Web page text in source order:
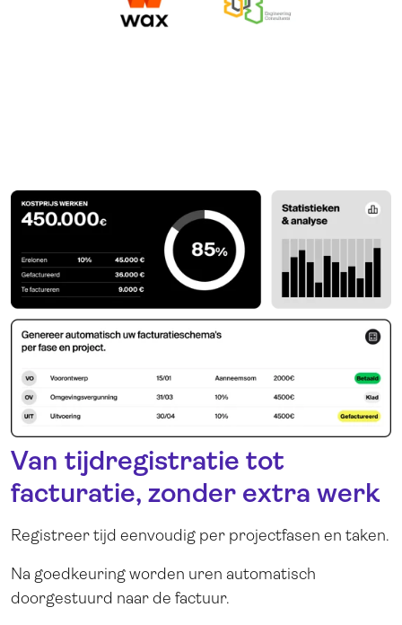
Van tijdregistratie tot
facturatie, zonder extra werk
Registreer tijd eenvoudig per projectfasen en taken.
Na goedkeuring worden uren automatisch
doorgestuurd naar de factuur.